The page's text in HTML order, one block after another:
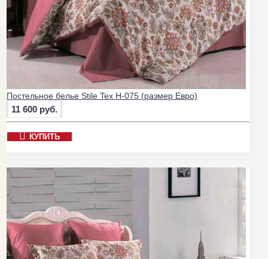
Постельное белье Stile Tex H-075 (размер Евро)
11 600 руб.
КУПИТЬ